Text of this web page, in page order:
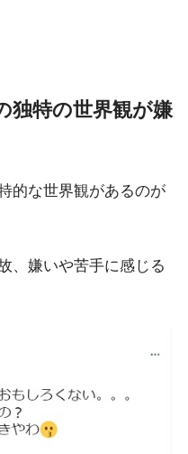
独特の世界観が嫌
的な世界観があるのが
、嫌いや苦手に感じる